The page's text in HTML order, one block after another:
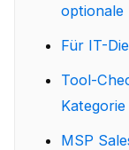
optionale
Für IT-
Tool-
MSP